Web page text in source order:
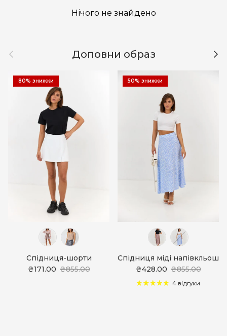
Нічого не знайдено
Назад Доповни образ
80% знижки
Спідниця-шорти
₴171.00 ₴855.00
50% знижки
Спідниця міді напівкльош
₴428.00 ₴855.00
4 відгуки